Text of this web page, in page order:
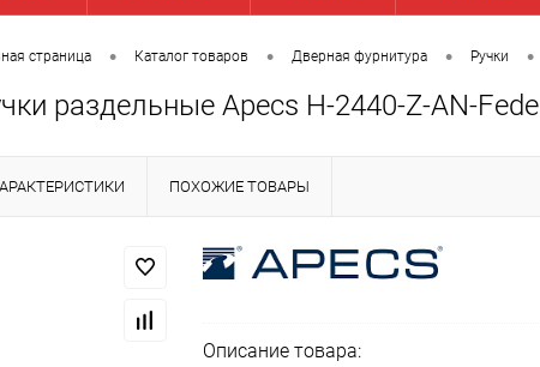
страница • Каталог товаров • Дверная фурнитура • Ручки •
раздельные Apecs H-2440-Z-AN-Fede
ПОХОЖИЕ ТОВАРЫ
Описание товара: